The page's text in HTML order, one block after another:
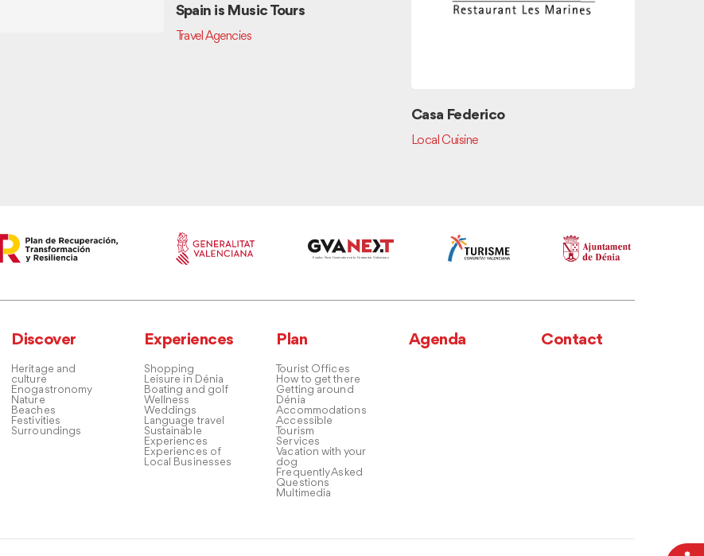
Spain is Music Tours
Travel Agencies
Casa Federico
Local Cuisine
Discover
Heritage and
culture
Enogastronomy
Nature
Beaches
Festivities
Surroundings
Experiences
Shopping
Leisure in Dénia
Boating and golf
Wellness
Weddings
Language travel
Sustainable
Experiences
Experiences of
Local Businesses
Plan
Tourist Offices
How to get there
Getting around
Dénia
Accommodations
Accessible
Tourism
Services
Vacation with your
dog
Frequently Asked
Questions
Multimedia
Agenda Contact